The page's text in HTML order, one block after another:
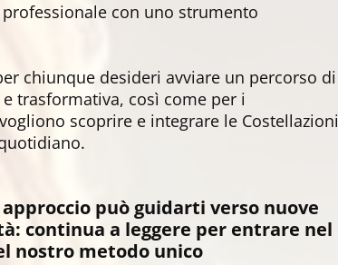
con uno strumento
chiunque desideri avviare un percorso di
trasformativa, così come per i
scoprire e integrare le Costellazioni
può guidarti verso nuove
continua a leggere per entrare nel
nostro metodo unico